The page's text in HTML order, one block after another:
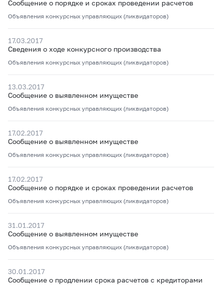
Сообщение о порядке и сроках проведении расчетов
Объявления конкурсных управляющих (ликвидаторов)
17.03.2017
Сведения о ходе конкурсного производства
Объявления конкурсных управляющих (ликвидаторов)
13.03.2017
Сообщение о выявленном имуществе
Объявления конкурсных управляющих (ликвидаторов)
17.02.2017
Сообщение о выявленном имуществе
Объявления конкурсных управляющих (ликвидаторов)
17.02.2017
Сообщение о порядке и сроках проведении расчетов
Объявления конкурсных управляющих (ликвидаторов)
31.01.2017
Сообщение о выявленном имуществе
Объявления конкурсных управляющих (ликвидаторов)
30.01.2017
Сообщение о продлении срока расчетов с кредиторами